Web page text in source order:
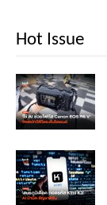
Hot Issue